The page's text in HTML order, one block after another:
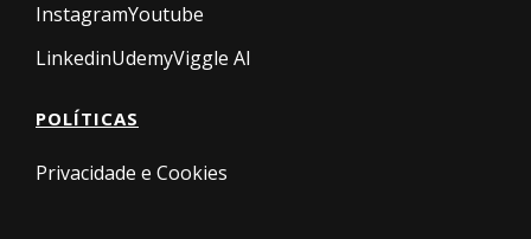
InstagramYoutube
LinkedinUdemyViggle AI
POLÍTICAS
Privacidade e Cookies